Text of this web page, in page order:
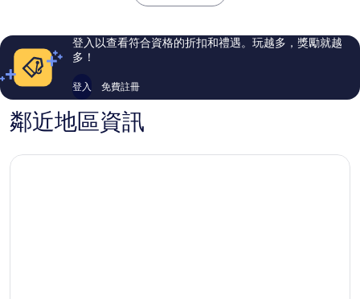
評
論
評
論
登入以查看符合資格的折扣和禮遇。玩越多，獎勵就越
多！
登入 免費註冊
鄰近地區資訊